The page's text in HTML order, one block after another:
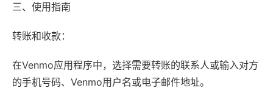
三、使用指南
转账和收款：
在Venmo应用程序中，选择需要转账的联系人或输入对方
的手机号码、Venmo用户名或电子邮件地址。